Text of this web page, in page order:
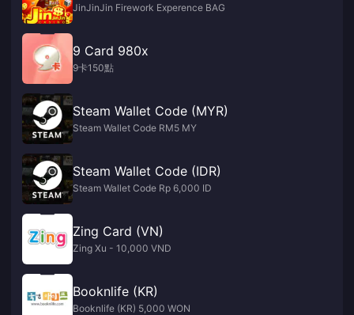
JinJinJin Firework Experence BAG
9 Card 980x
9卡150點
Steam Wallet Code (MYR)
Steam Wallet Code RM5 MY
Steam Wallet Code (IDR)
Steam Wallet Code Rp 6,000 ID
Zing Card (VN)
Zing Xu - 10,000 VND
Booknlife (KR)
Booknlife (KR) 5,000 WON